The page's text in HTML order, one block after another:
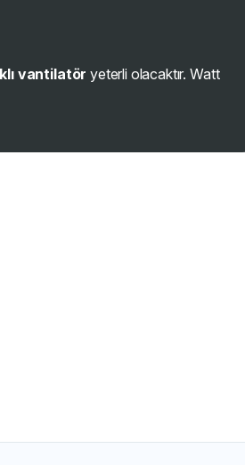
vantilatör yeterli olacaktır. Watt